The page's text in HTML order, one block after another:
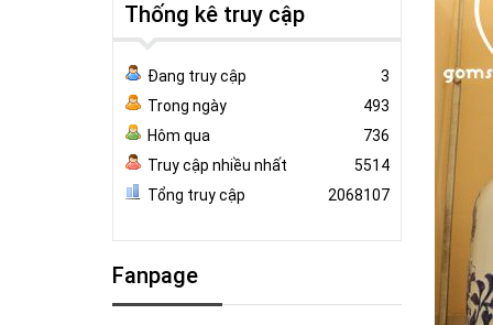
Thống kê truy cập
Đang truy cập
3
Trong ngày
493
Hôm qua
736
Truy cập nhiều nhất
5514
Tổng truy cập
2068107
Fanpage